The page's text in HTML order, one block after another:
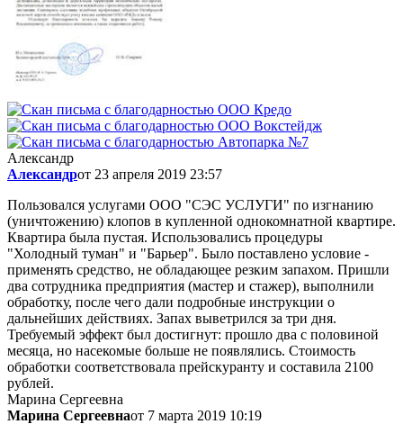
Александр
Александрот 23 апреля 2019 23:57
Пользовался услугами ООО "СЭС УСЛУГИ" по изгнанию
(уничтожению) клопов в купленной однокомнатной квартире.
Квартира была пустая. Использовались процедуры
"Холодный туман" и "Барьер". Было поставлено условие -
применять средство, не обладающее резким запахом. Пришли
два сотрудника предприятия (мастер и стажер), выполнили
обработку, после чего дали подробные инструкции о
дальнейших действиях. Запах выветрился за три дня.
Требуемый эффект был достигнут: прошло два с половиной
месяца, но насекомые больше не появлялись. Стоимость
обработки соответствовала прейскуранту и составила 2100
рублей.
Марина Сергеевна
Марина Сергеевнаот 7 марта 2019 10:19